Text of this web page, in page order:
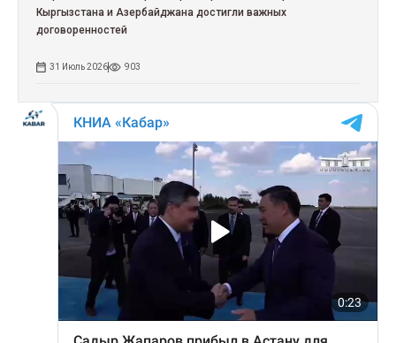
Кыргызстана и Азербайджана достигли важных
договоренностей
31 Июль 2026 903